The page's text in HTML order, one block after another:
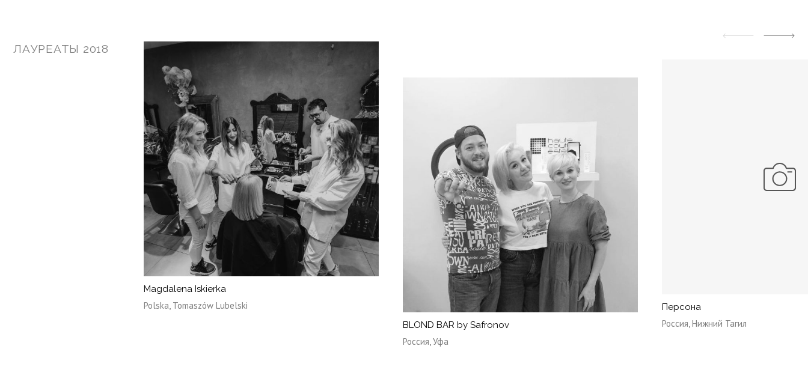
ЛАУРЕАТЫ 2018
Magdalena Iskierka
Polska, Tomaszów Lubelski
BLOND BAR by Safronov
Россия, Уфа
Персона
Россия, Нижний Тагил